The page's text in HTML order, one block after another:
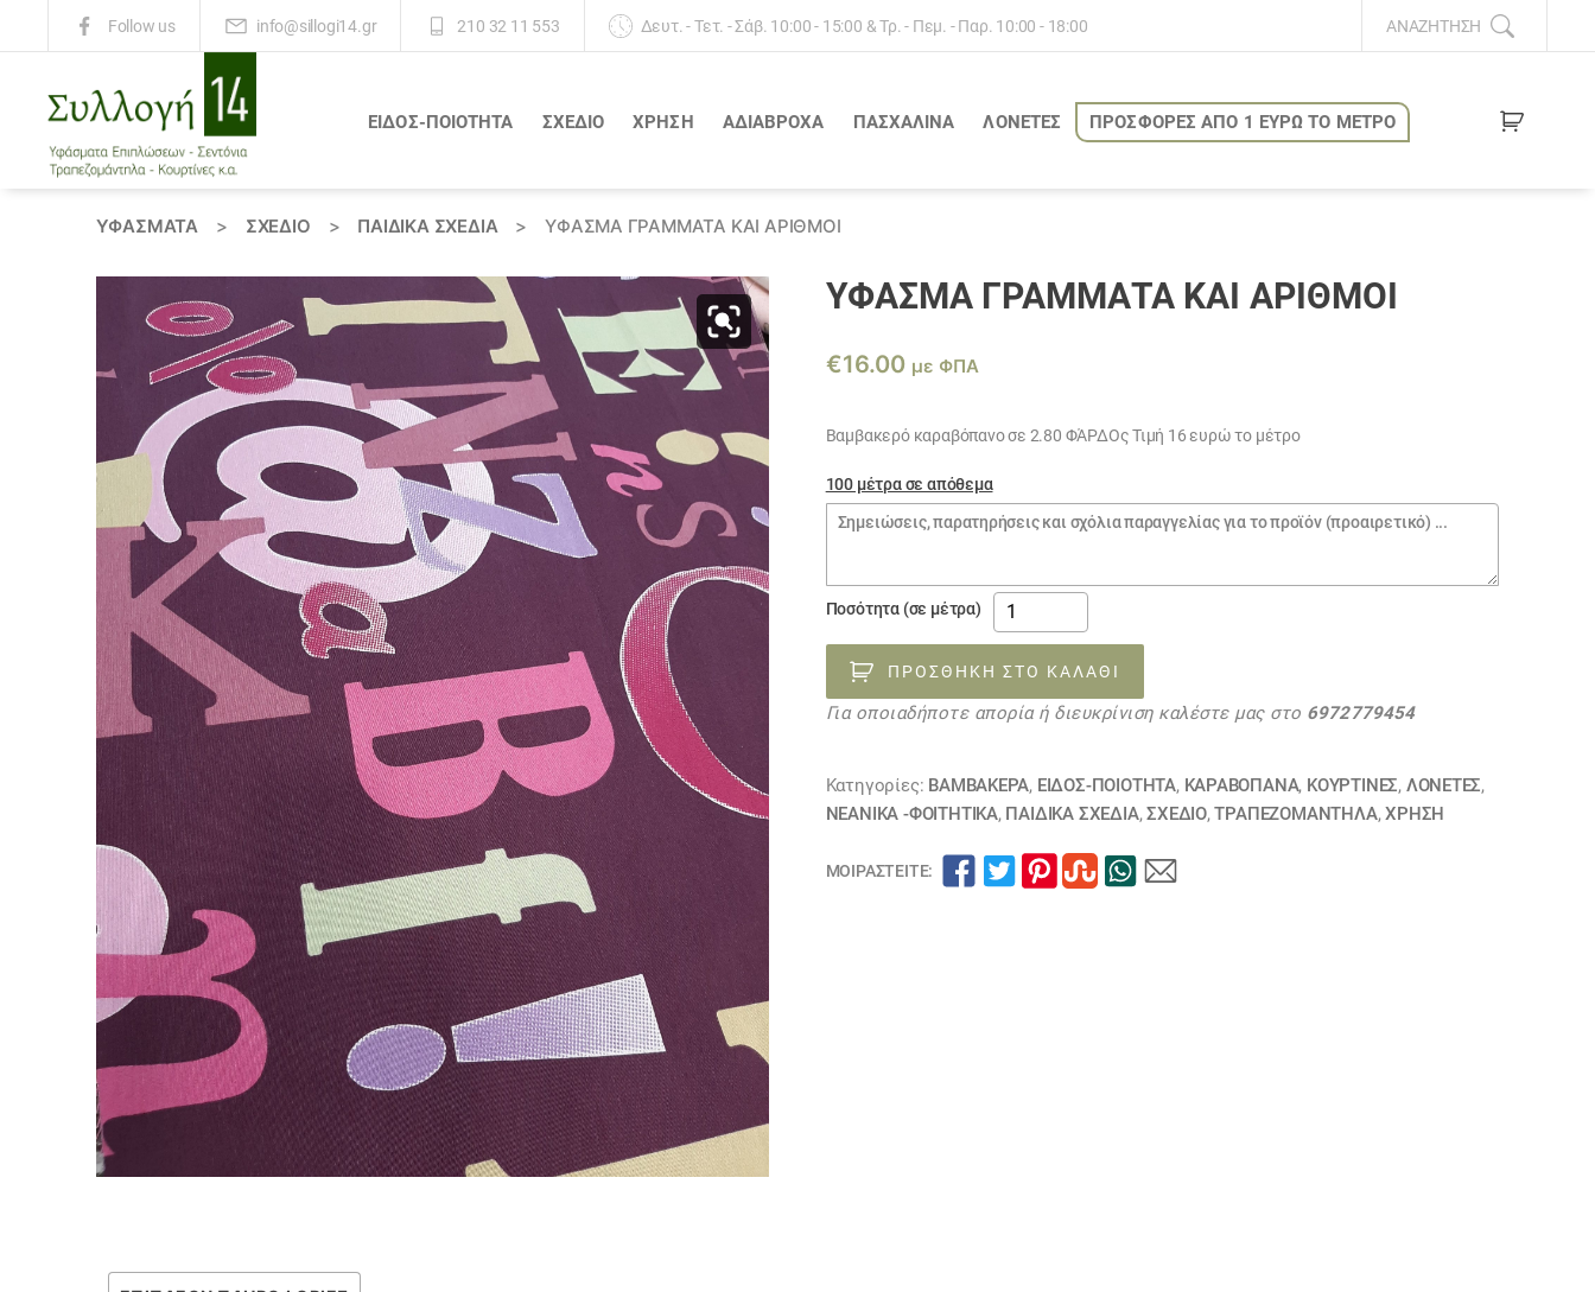
Follow us info@sillogi14.gr 210 32 11 553 Δευτ. - Τετ. - Σάβ. 10:00 - 15:00 & Τρ. - Πεμ. - Παρ. 10:00 - 18:00 ΑΝΑΖΉΤΗΣΗ
ΕΙΔΟΣ-ΠΟΙΟΤΗΤΑ ΣΧΕΔΙΟ ΧΡΗΣΗ ΑΔΙΆΒΡΟΧΑ ΠΑΣΧΑΛΙΝΑ ΛΟΝΈΤΕΣ ΠΡΟΣΦΟΡΕΣ ΑΠΟ 1 ΕΥΡΩ ΤΟ ΜΕΤΡΟ
ΥΦΆΣΜΑΤΑ > ΣΧΕΔΙΟ > ΠΑΙΔΙΚΆ ΣΧΈΔΙΑ > ΎΦΑΣΜΑ ΓΡΆΜΜΑΤΑ ΚΑΙ ΑΡΙΘΜΟΙ
ΎΦΑΣΜΑ ΓΡΆΜΜΑΤΑ ΚΑΙ ΑΡΙΘΜΟΙ
€16.00 με ΦΠΑ
Βαμβακερό καραβόπανο σε 2.80 ΦΆΡΔΟς Τιμή 16 ευρώ το μέτρο
100 μέτρα σε απόθεμα
Σημειώσεις
Ποσότητα (σε μέτρα)
ύφασμα
ΓΡΆΜΜΑΤΑ
και
ΑΡΙΘΜΟΙ
ποσότητα
ΠΡΟΣΘΉΚΗ ΣΤΟ ΚΑΛΆΘΙ
Για οποιαδήποτε απορία ή διευκρίνιση καλέστε μας στο 6972779454
Κατηγορίες: ΒΑΜΒΑΚΕΡΆ, ΕΙΔΟΣ-ΠΟΙΟΤΗΤΑ, ΚΑΡΑΒΌΠΑΝΑ, ΚΟΥΡΤΊΝΕΣ, ΛΟΝΈΤΕΣ,
ΝΕΑΝΙΚΆ -ΦΟΙΤΗΤΙΚΆ, ΠΑΙΔΙΚΆ ΣΧΈΔΙΑ,ΣΧΕΔΙΟ,ΤΡΑΠΕΖΟΜΆΝΤΗΛΑ,ΧΡΗΣΗ
ΜΟΙΡΑΣΤΕΊΤΕ: